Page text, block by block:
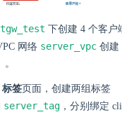
下创建 4 个客户
网络 server_vpc 创建
标签页面，创建两组标签
server_tag ，分别绑定